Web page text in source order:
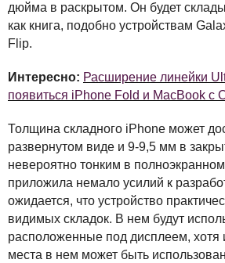
дюйма в раскрытом. Он будет
как книга, подобно устройствам
Flip.
Интересно: Расширение линейки
появиться iPhone Fold и MacBook с
Толщина складного iPhone может
развернутом виде и 9-9,5 мм в
невероятно тонким в
приложила немало усилий к
ожидается, что устройство
видимых складок. В нем будут
расположенные под дисплеем, хотя
места в нем может быть